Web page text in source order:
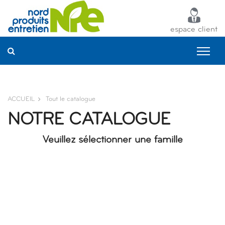
espace client
ACCUEIL Tout le catalogue
NOTRE CATALOGUE
Veuillez sélectionner une famille
Panneau de gestion des cookies